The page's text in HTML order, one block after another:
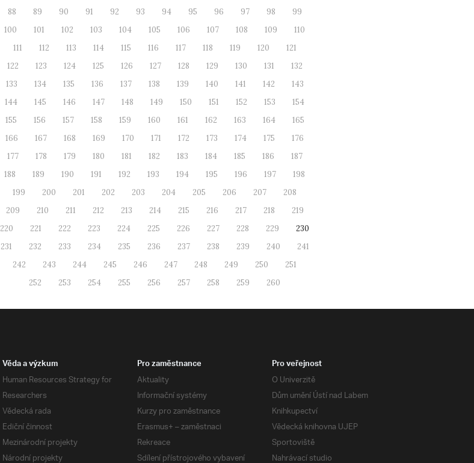
88
89 90 91 92 93 94 95 96 97 98
99
100
101 102 103 104 105 106 107 108 109
110
111
112 113 114 115 116 117 118 119 120
121
122
123 124 125 126 127 128 129 130 131
132
133
134 135 136 137 138 139 140 141 142
143
144
145 146 147 148 149 150 151 152 153
154
155
156 157 158 159 160 161 162 163 164
165
166
167 168 169 170 171 172 173 174 175
176
177
178 179 180 181 182 183 184 185 186
187
188
189 190 191 192 193 194 195 196 197
198
199
200 201 202 203 204 205 206 207
208
209
210 211 212 213 214 215 216 217 218
219
220
221 222 223 224 225 226 227 228 229
230
231
232 233 234 235 236 237 238 239 240
241
242
243 244 245 246 247 248 249 250
251
252
253 254 255 256 257 258 259 260
Věda a výzkum
Human Resources Strategy for
Researchers
Vědecká rada
Ediční činnost
Mezinárodní projekty
Národní projekty
Pro zaměstnance
Aktuality
Informační systémy
Kurzy pro zaměstnance
Erasmus+ – zaměstnaci
Rekreace
Sdílení přístrojového vybavení
Pro veřejnost
O Univerzitě
Dům umění Ústí nad Labem
Knihkupectví
Vědecká knihovna UJEP
Sportoviště
Nahrávací studio